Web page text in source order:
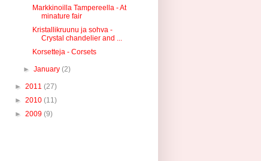
Markkinoilla Tampereella - At
minature fair
Kristallikruunu ja sohva -
Crystal chandelier and ...
Korsetteja - Corsets
►January(2)
► 2011 (27)
► 2010 (11)
► 2009 (9)